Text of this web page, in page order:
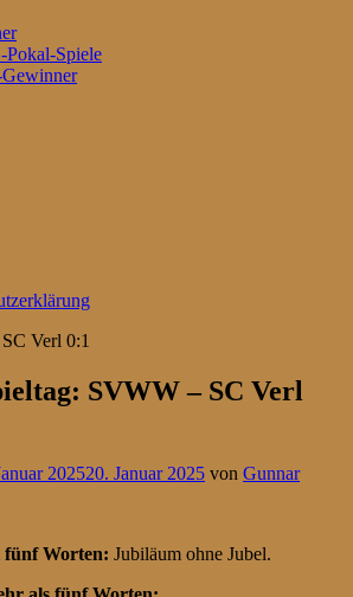
Spiele
SVWW – SC Verl
202520. Januar 2025 von Gunnar
fünf Worten: Jubiläum ohne Jubel.